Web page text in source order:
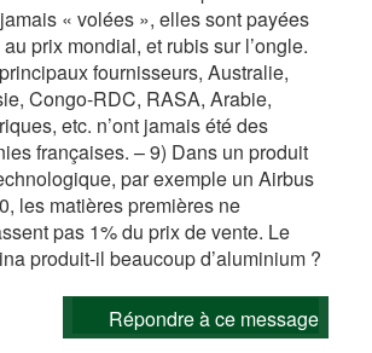
« volées », elles sont payées
prix mondial, et rubis sur l’ongle.
fournisseurs, Australie,
Congo-RDC, RASA, Arabie,
etc. n’ont jamais été des
françaises. – 9) Dans un produit
par exemple un Airbus
les matières premières ne
pas 1% du prix de vente. Le
produit-il beaucoup d’aluminium ?
Répondre à ce message